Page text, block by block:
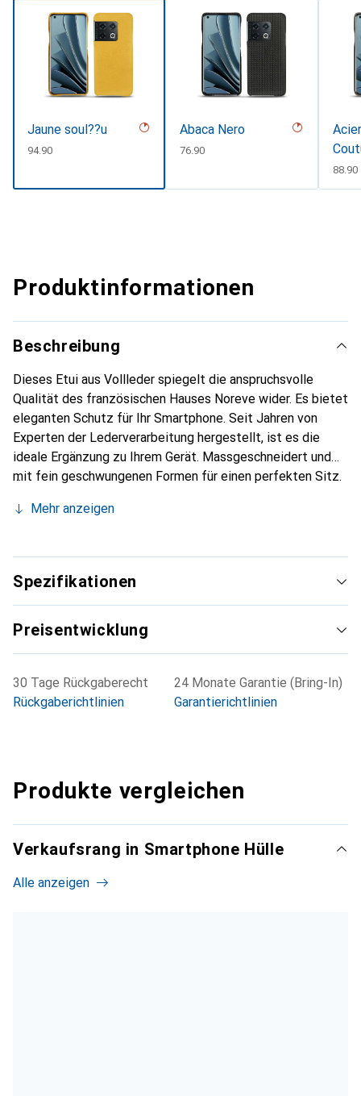
Jaune soul??u
CHF
94.90
Abaca Nero
CHF
76.90
CHF
88.90
Produktinformationen
Beschreibung
Dieses Etui aus Vollleder spiegelt die anspruchsvolle
Qualität des französischen Hauses Noreve wider. Es bietet
eleganten Schutz für Ihr Smartphone. Seit Jahren von
Experten der Lederverarbeitung hergestellt, ist es die
ideale Ergänzung zu Ihrem Gerät. Massgeschneidert und
mit fein geschwungenen Formen für einen perfekten Sitz.
Smartphone. Die Marke Noreve ist international für ihre
für den anspruchsvollen Kunden.
Mehr anzeigen
Spezifikationen
Preisentwicklung
30 Tage Rückgaberecht
Rückgaberichtlinien
24 Monate Garantie (Bring-In)
Garantierichtlinien
Produkte vergleichen
Verkaufsrang in Smartphone Hülle
Alle anzeigen